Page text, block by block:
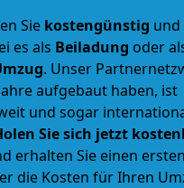
Sie kostengünstig und
es als Beiladung oder
. Unser
aufgebaut haben, ist
und sogar
Sie sich jetzt
erhalten Sie einen ersten
die Kosten für Ihren